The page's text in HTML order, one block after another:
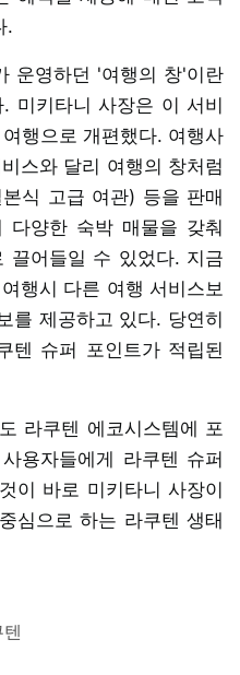
.
운영하던 '여행의 창'이란
미키타니 사장은 이 서비
행으로 개편했다. 여행사
스와 달리 여행의 창처럼
식 고급 여관) 등을 판매
다양한 숙박 매물을 갖춰
끌어들일 수 있었다. 지금
행시 다른 여행 서비스보
를 제공하고 있다. 당연히
텐 슈퍼 포인트가 적립된
라쿠텐 에코시스템에 포
용자들에게 라쿠텐 슈퍼
이 바로 미키타니 사장이
심으로 하는 라쿠텐 생태